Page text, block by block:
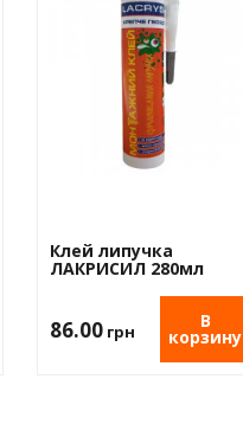
Клей липучка
ЛАКРИСИЛ 280мл
86.00грн В
корзину